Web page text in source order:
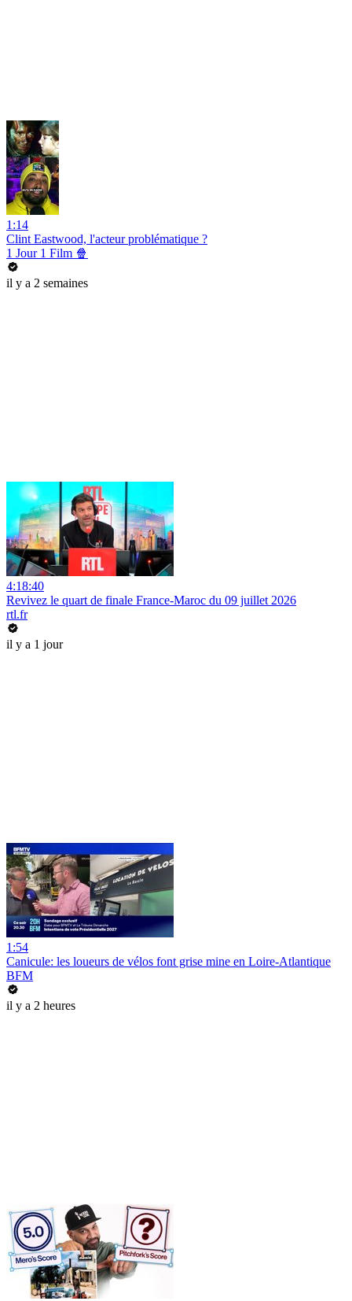
1:14
Clint Eastwood, l'acteur problématique ?
1 Jour 1 Film 🍿
il y a 2 semaines
4:18:40
Revivez le quart de finale France-Maroc du 09 juillet 2026
rtl.fr
il y a 1 jour
1:54
Canicule: les loueurs de vélos font grise mine en Loire-Atlantique
BFM
il y a 2 heures